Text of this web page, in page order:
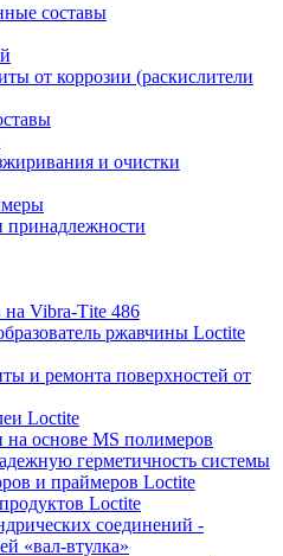
составы
от коррозии (раскислители
и очистки
принадлежности
на Vibra-Тite 486
ржавчины Loctite
и ремонта поверхностей от
Loctite
на основе MS полимеров
герметичность системы
и праймеров Loctite
Loctite
соединений -
«вал-втулка»